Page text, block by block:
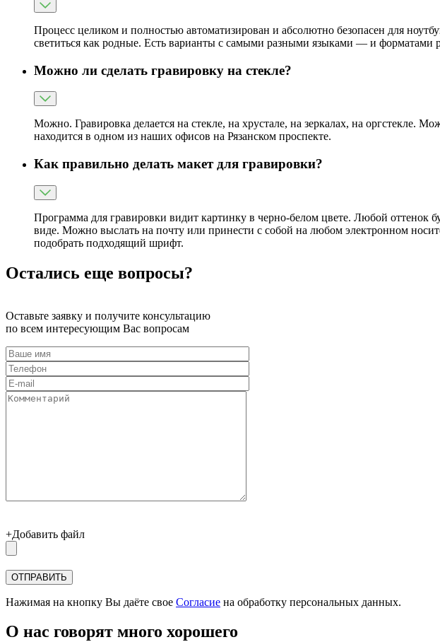
Процесс целиком и полностью автоматизирован и абсолютно безопасен для
светиться как родные. Есть варианты с самыми разными языками — и форматами
Можно ли сделать гравировку на стекле?
Можно. Гравировка делается на стекле, на хрустале, на зеркалах, на оргстекле.
находится в одном из наших офисов на Рязанском проспекте.
Как правильно делать макет для гравировки?
Программа для гравировки видит картинку в черно-белом цвете. Любой оттенок
виде. Можно выслать на почту или принести с собой на любом электронном
подобрать подходящий шрифт.
Остались еще вопросы?
Оставьте заявку и получите консультацию
по всем интересующим Вас вопросам
+Добавить файл
Нажимая на кнопку Вы даёте свое Согласие на обработку персональных данных.
О нас говорят много хорошего